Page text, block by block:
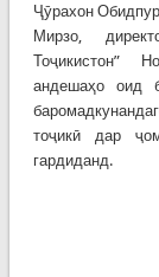
Ҷӯрахон
Мирзо,
Тоҷикистон”
андешаҳо оид
тоҷикӣ дар
гардиданд.